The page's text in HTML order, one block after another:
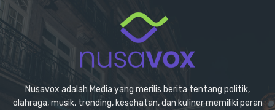
Nusavox adalah Media yang merilis berita tentang politik,
olahraga, musik, trending, kesehatan, dan kuliner memiliki peran